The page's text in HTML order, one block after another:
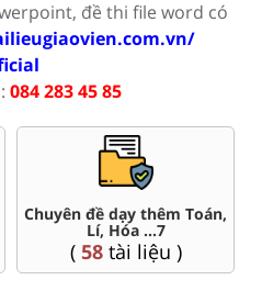
đề thi file word có
084 283 45 85
Chuyên đề dạy thêm Toán,
Lí, Hóa ...7
( 58tài liệu )